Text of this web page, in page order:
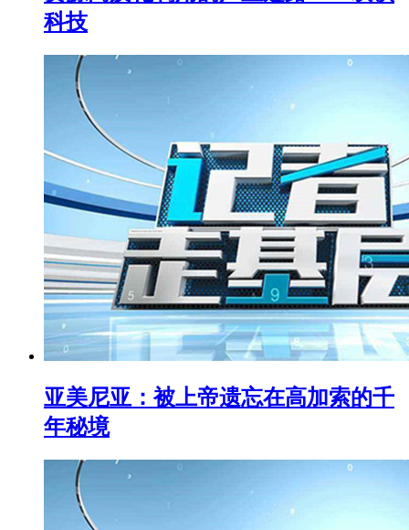
科技
亚美尼亚：被上帝遗忘在高加索的千
年秘境